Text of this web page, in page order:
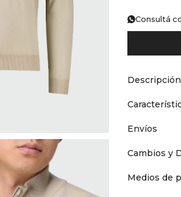
Consultá
Descripción
Envíos
Cambios y
Medios de